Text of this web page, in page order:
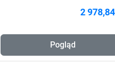
2
Pogląd